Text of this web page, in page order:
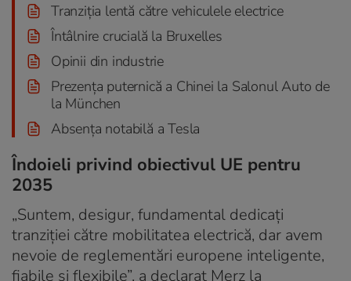
Tranziția lentă către vehiculele electrice
Întâlnire crucială la Bruxelles
Opinii din industrie
Prezența puternică a Chinei la Salonul Auto de
la München
Absența notabilă a Tesla
Îndoieli privind obiectivul UE pentru
2035
„Suntem, desigur, fundamental dedicați
tranziției către mobilitatea electrică, dar avem
nevoie de reglementări europene inteligente,
fiabile și flexibile”, a declarat Merz la